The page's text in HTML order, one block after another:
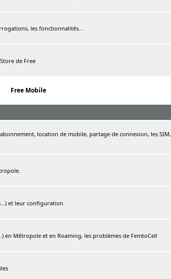
les fonctionnalités...
de Free
Free Mobile
location de mobile, partage de connexion, les
et leur configuration
en Métropole et en Roaming, les problèmes de FemtoCell